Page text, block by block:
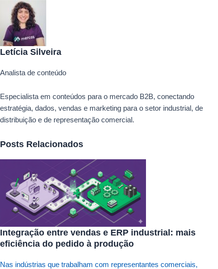
Letícia Silveira
Analista de conteúdo
Especialista em conteúdos para o mercado B2B, conectando
estratégia, dados, vendas e marketing para o setor industrial, de
distribuição e de representação comercial.
Posts Relacionados
Integração entre vendas e ERP industrial: mais
eficiência do pedido à produção
Nas indústrias que trabalham com representantes comerciais,